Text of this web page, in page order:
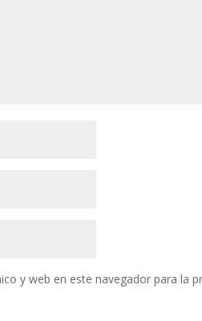
y web en este navegador para la